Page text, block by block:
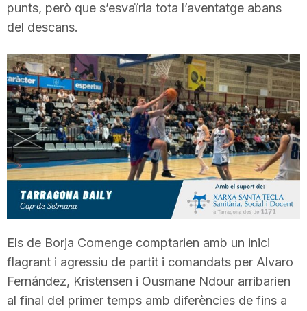
d
e
T
a
r
punts, però que s’esvaïria tota l’aventatge abans
del descans.
Els de Borja Comenge comptarien amb un inici
flagrant i agressiu de partit i comandats per Alvaro
Fernández, Kristensen i Ousmane Ndour arribarien
al final del primer temps amb diferències de fins a